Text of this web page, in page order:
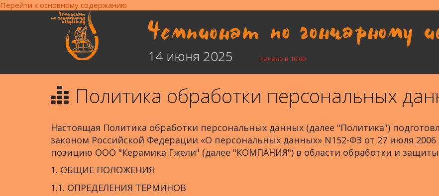
Перейти к основному содержанию
14 июня 2025 Начало в 10:00
Политика обработки персональных
Настоящая Политика обработки персональных данных (далее "Политика")
законом Российской Федерации «О персональных данных» N152-ФЗ от 27 июля 2006
позицию ООО "Керамика Гжели" (далее "КОМПАНИЯ") в области обработки и
1. ОБЩИЕ ПОЛОЖЕНИЯ
1.1. ОПРЕДЕЛЕНИЯ ТЕРМИНОВ